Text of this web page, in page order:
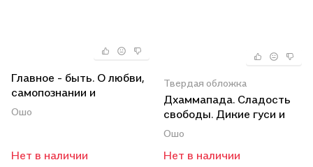
Главное - быть. О любви,
самопознании и
взаимоотношениях +
самопознанию (комплект
Ошо
Нет в наличии
Твердая обложка
Дхаммапада. Сладость
свободы. Дикие гуси и
вода
Ошо
Нет в наличии